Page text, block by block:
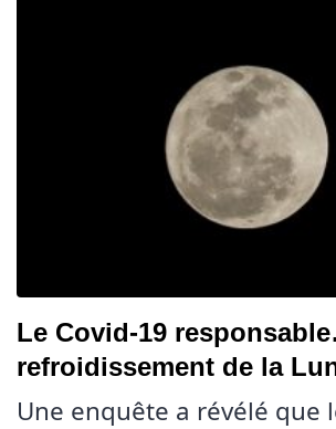
Le Covid-19
refroidissement de la
Une enquête a révélé que